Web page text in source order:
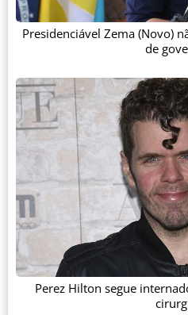
Presidenciável Zema (Novo)
de
Perez Hilton segue